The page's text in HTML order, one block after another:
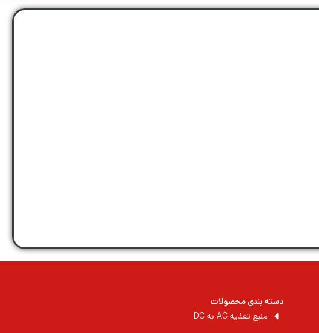
دسته بندی محصولات
منبع تغذیه AC به DC